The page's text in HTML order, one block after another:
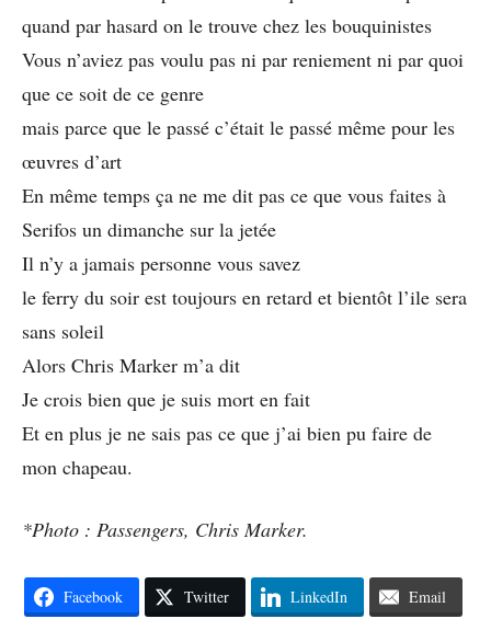
quand par hasard on le trouve chez les bouquinistes
Vous n’aviez pas voulu pas ni par reniement ni par quoi
que ce soit de ce genre
mais parce que le passé c’était le passé même pour les
œuvres d’art
En même temps ça ne me dit pas ce que vous faites à
Serifos un dimanche sur la jetée
Il n’y a jamais personne vous savez
le ferry du soir est toujours en retard et bientôt l’ile sera
sans soleil
Alors Chris Marker m’a dit
Je crois bien que je suis mort en fait
Et en plus je ne sais pas ce que j’ai bien pu faire de
mon chapeau.
*Photo : Passengers, Chris Marker.
Facebook Twitter LinkedIn Email